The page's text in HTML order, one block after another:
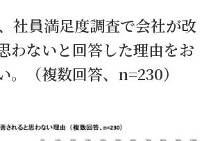
社員満足度調査で会社が改
わないと回答した理由をお
。（複数回答、n=230）